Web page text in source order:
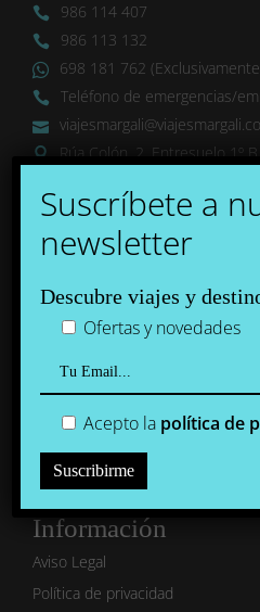
986 114 407
986 113 132
698 181 762
Teléfono de emergencias/
Rúa Colón, 2, Entresuelo 1º
Siguenos en:
Viajes Margali
Club Viajeros Margali
Ven a Galicia
Facebook
Instagram
Información
Aviso Legal
Política de privacidad
Suscríbete a
newsletter
Descubre viajes y
Ofertas y novedades
Acepto la política de